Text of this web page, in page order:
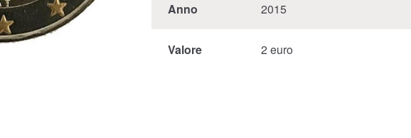
Anno 2015
Valore 2 euro